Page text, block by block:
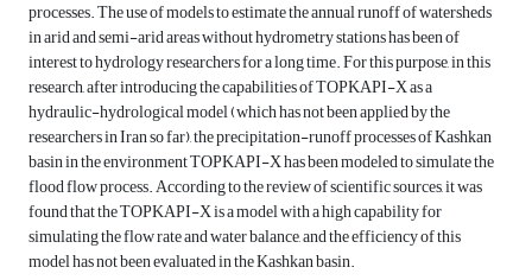
processes. The use of models to estimate the annual runoff of watersheds
in arid and semi-arid areas without hydrometry stations has been of
interest to hydrology researchers for a long time. For this purpose, in this
research, after introducing the capabilities of TOPKAPI-X as a
hydraulic-hydrological model (which has not been applied by the
researchers in Iran so far), the precipitation-runoff processes of Kashkan
basin in the environment TOPKAPI-X has been modeled to simulate the
flood flow process. According to the review of scientific sources, it was
found that the TOPKAPI-X is a model with a high capability for
simulating the flow rate and water balance, and the efficiency of this
model has not been evaluated in the Kashkan basin.